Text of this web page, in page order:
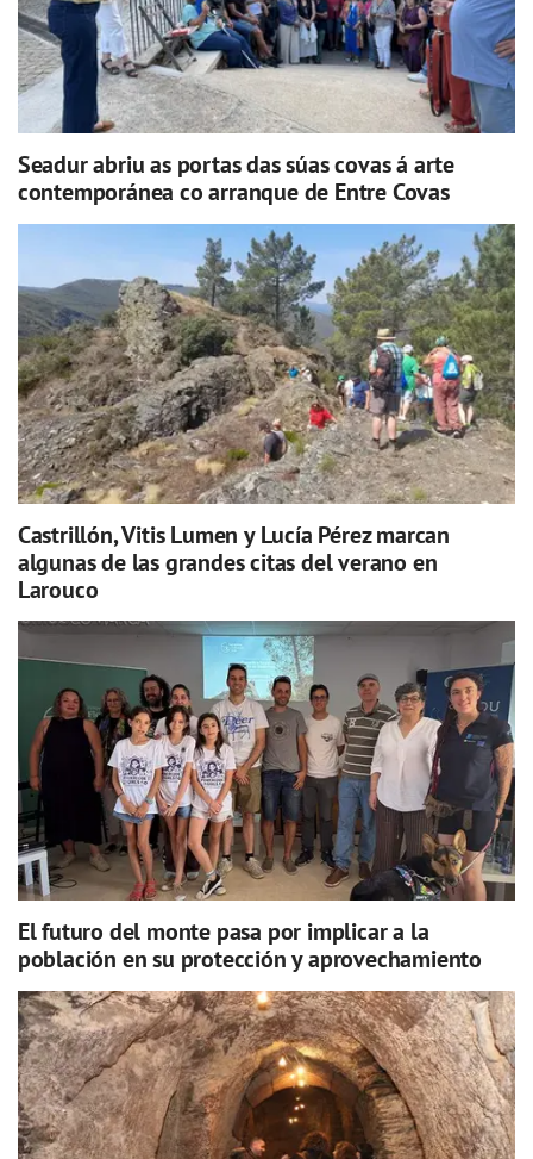
Seadur abriu as portas das súas covas á arte
contemporánea co arranque de Entre Covas
Castrillón, Vitis Lumen y Lucía Pérez marcan
algunas de las grandes citas del verano en
Larouco
El futuro del monte pasa por implicar a la
población en su protección y aprovechamiento